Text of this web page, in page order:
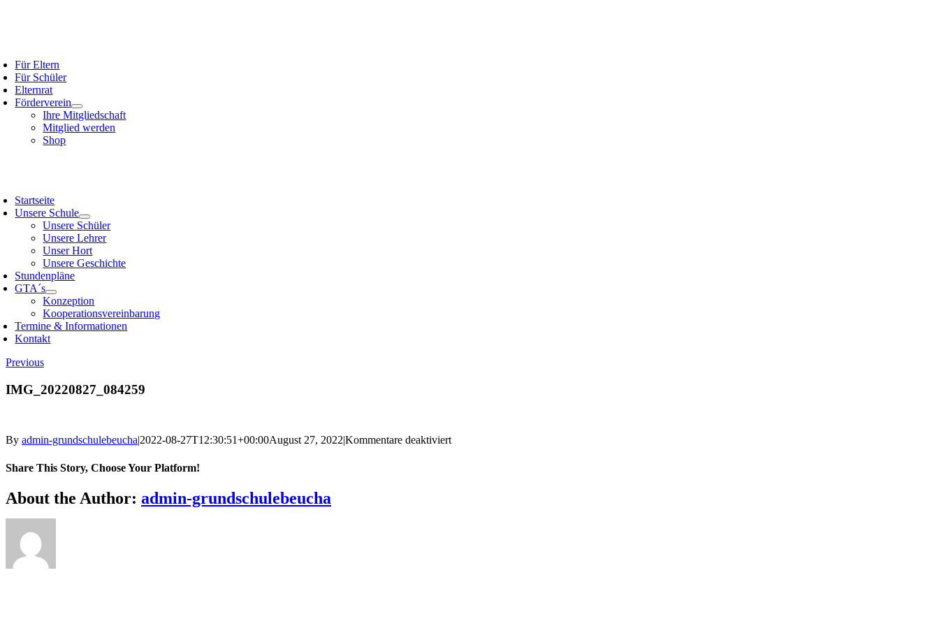
Für Eltern
Für Schüler
Elternrat
Förderverein
Ihre Mitgliedschaft
Mitglied werden
Shop
Startseite
Unsere Schule
Unsere Schüler
Unsere Lehrer
Unser Hort
Unsere Geschichte
Stundenpläne
GTA´s
Konzeption
Kooperationsvereinbarung
Termine & Informationen
Kontakt
Previous
IMG_20220827_084259
By admin-grundschulebeucha|2022-08-27T12:30:51+00:00August 27, 2022|Kommentare deaktiviertfür
Share This Story, Choose Your Platform!
Facebook
X
Reddit
LinkedIn
WhatsApp
Telegram
Tumblr
Pinterest
Vk
Xing
Email
About the Author: admin-grundschulebeucha